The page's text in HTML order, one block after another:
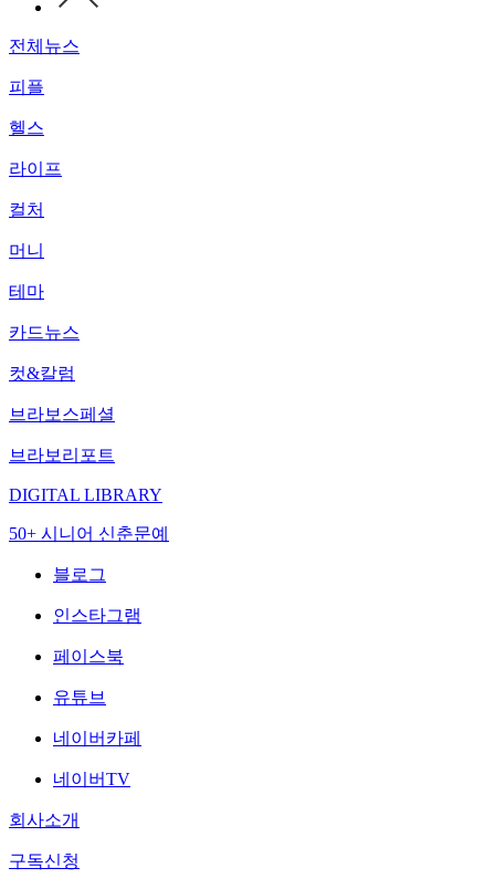
전체뉴스
피플
헬스
라이프
컬처
머니
테마
카드뉴스
컷&칼럼
브라보스페셜
브라보리포트
DIGITAL LIBRARY
50+ 시니어 신춘문예
블로그
인스타그램
페이스북
유튜브
네이버카페
네이버TV
회사소개
구독신청